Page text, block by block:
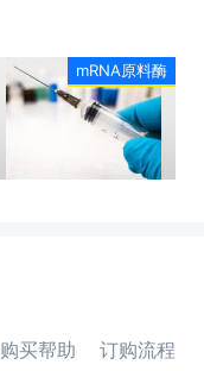
mRNA原料酶
购买帮助 订购流程